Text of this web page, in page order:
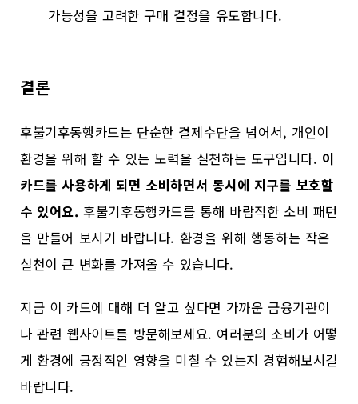
가능성을 고려한 구매 결정을 유도합니다.
결론
후불기후동행카드는 단순한 결제수단을 넘어서, 개인이
환경을 위해 할 수 있는 노력을 실천하는 도구입니다. 이
카드를 사용하게 되면 소비하면서 동시에 지구를 보호할
수 있어요. 후불기후동행카드를 통해 바람직한 소비 패턴
을 만들어 보시기 바랍니다. 환경을 위해 행동하는 작은
실천이 큰 변화를 가져올 수 있습니다.
지금 이 카드에 대해 더 알고 싶다면 가까운 금융기관이
나 관련 웹사이트를 방문해보세요. 여러분의 소비가 어떻
게 환경에 긍정적인 영향을 미칠 수 있는지 경험해보시길
바랍니다.